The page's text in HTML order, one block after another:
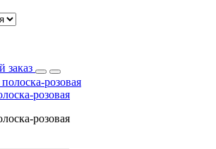
заказ
розовая
розовая